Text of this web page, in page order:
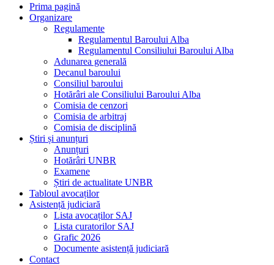
Prima pagină
Organizare
Regulamente
Regulamentul Baroului Alba
Regulamentul Consiliului Baroului Alba
Adunarea generală
Decanul baroului
Consiliul baroului
Hotărâri ale Consiliului Baroului Alba
Comisia de cenzori
Comisia de arbitraj
Comisia de disciplină
Știri și anunțuri
Anunțuri
Hotărâri UNBR
Examene
Știri de actualitate UNBR
Tabloul avocaților
Asistență judiciară
Lista avocaților SAJ
Lista curatorilor SAJ
Grafic 2026
Documente asistență judiciară
Contact